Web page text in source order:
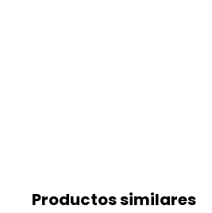
Productos similares